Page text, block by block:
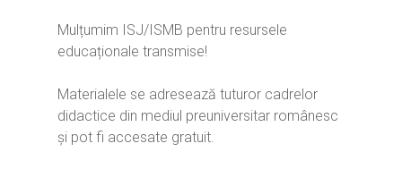
Mulțumim ISJ/ISMB pentru resursele
educaționale transmise!
Materialele se adresează tuturor cadrelor
didactice din mediul preuniversitar românesc
și pot fi accesate gratuit.
Ești cadru didactic?
Ești elev?
Eu sunt CRED
Obiectivele CRED
Știri
Resurse